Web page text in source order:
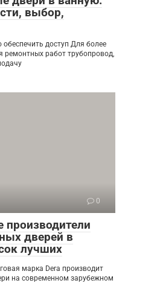
выбор,
доступ Для более
ремонтных работ трубопровод,
0
производители
дверей в
лучших
марка Dera производит
на современном зарубежном